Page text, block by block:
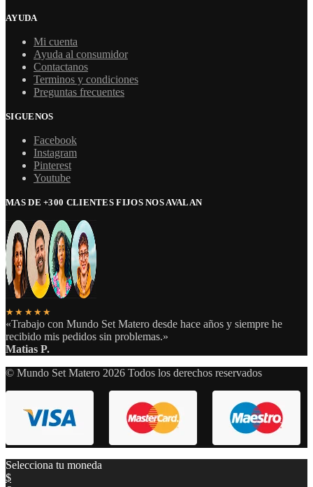
AYUDA
Mi cuenta
Ayuda al consumidor
Contactanos
Terminos y condiciones
Preguntas frecuentes
SIGUENOS
Facebook
Instagram
Pinterest
Youtube
MAS DE +300 CLIENTES FIJOS NOS AVALAN
★★★★★
«Trabajo con Mundo Set Matero desde hace años y siempre he
recibido mis pedidos sin problemas.»
Matias P.
© Mundo Set Matero 2026 Todos los derechos reservados
Selecciona tu moneda
$